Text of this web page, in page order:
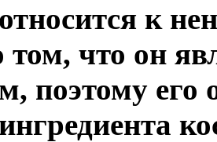
к
том, что он
поэтому его